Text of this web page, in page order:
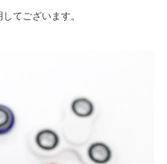
てございます。